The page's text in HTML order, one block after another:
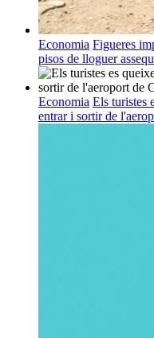
Economia Figueres
pisos de lloguer
Economia Els turistes
entrar i sortir de